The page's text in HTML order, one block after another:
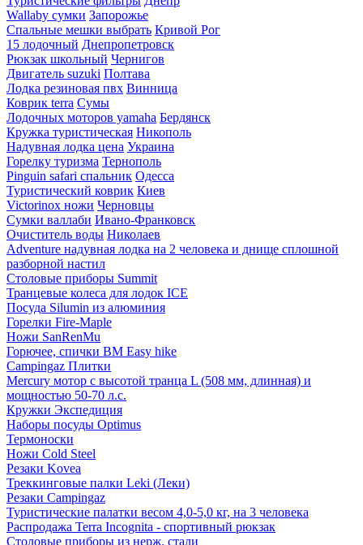
Wallaby сумки Запорожье
Спальные мешки выбрать Кривой Рог
15 лодочный Днепропетровск
Рюкзак школьный Чернигов
Двигатель suzuki Полтава
Лодка резиновая пвх Винница
Коврик terra Сумы
Лодочных моторов yamaha Бердянск
Кружка туристическая Никополь
Надувная лодка цена Украина
Горелку туризма Тернополь
Pinguin safari спальник Одесса
Туристический коврик Киев
Victorinox ножи Черновцы
Сумки валлаби Ивано-Франковск
Очиститель воды Николаев
Adventure надувная лодка на 2 человека и днище сплошной
разборной настил
Столовые приборы Summit
Транцевые колеса для лодок ICE
Посуда Silumin из алюминия
Горелки Fire-Maple
Ножи SanRenMu
Горючее, спички BM Easy hike
Campingaz Плитки
Mercury мотор с высотой транца L (508 мм, длинная) и
мощностью 50-70 л.с.
Кружки Экспедиция
Наборы посуды Optimus
Термоноски
Ножи Cold Steel
Резаки Kovea
Треккинговые палки Leki (Леки)
Резаки Campingaz
Туристические палатки весом 4,0-5,0 кг, на 3 человека
Распродажа Terra Incognita - спортивный рюкзак
Столовые приборы из нерж. стали